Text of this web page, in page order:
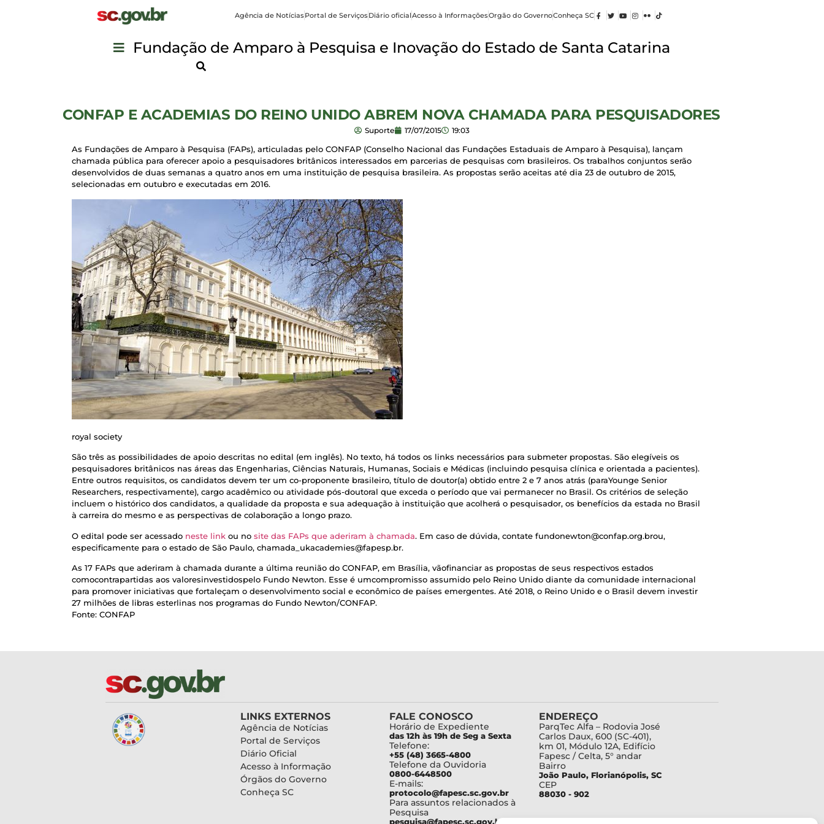
Agência de NotíciasPortal de ServiçosDiário oficialAcesso à InformaçõesOrgão do GovernoConheça SC
Fundação de Amparo à Pesquisa e Inovação do Estado de Santa Catarina
CONFAP E ACADEMIAS DO REINO UNIDO ABREM NOVA CHAMADA PARA PESQUISADORES
Suporte 17/07/2015 19:03
As Fundações de Amparo à Pesquisa (FAPs), articuladas pelo CONFAP (Conselho Nacional das Fundações Estaduais de Amparo à Pesquisa), lançam
chamada pública para oferecer apoio a pesquisadores britânicos interessados em parcerias de pesquisas com brasileiros. Os trabalhos conjuntos serão
desenvolvidos de duas semanas a quatro anos em uma instituição de pesquisa brasileira. As propostas serão aceitas até dia 23 de outubro de 2015,
selecionadas em outubro e executadas em 2016.
royal society
São três as possibilidades de apoio descritas no edital (em inglês). No texto, há todos os links necessários para submeter propostas. São elegíveis os
pesquisadores britânicos nas áreas das Engenharias, Ciências Naturais, Humanas, Sociais e Médicas (incluindo pesquisa clínica e orientada a pacientes).
Entre outros requisitos, os candidatos devem ter um co-proponente brasileiro, título de doutor(a) obtido entre 2 e 7 anos atrás (paraYounge Senior
Researchers, respectivamente), cargo acadêmico ou atividade pós-doutoral que exceda o período que vai permanecer no Brasil. Os critérios de seleção
incluem o histórico dos candidatos, a qualidade da proposta e sua adequação à instituição que acolherá o pesquisador, os benefícios da estada no Brasil
à carreira do mesmo e as perspectivas de colaboração a longo prazo.
O edital pode ser acessado neste link ou no site das FAPs que aderiram à chamada. Em caso de dúvida, contate fundonewton@confap.org.brou,
especificamente para o estado de São Paulo, chamada_ukacademies@fapesp.br.
As 17 FAPs que aderiram à chamada durante a última reunião do CONFAP, em Brasília, vãofinanciar as propostas de seus respectivos estados
comocontrapartidas aos valoresinvestidospelo Fundo Newton. Esse é umcompromisso assumido pelo Reino Unido diante da comunidade internacional
para promover iniciativas que fortaleçam o desenvolvimento social e econômico de países emergentes. Até 2018, o Reino Unido e o Brasil devem investir
27 milhões de libras esterlinas nos programas do Fundo Newton/CONFAP.
Fonte: CONFAP
LINKS EXTERNOS
Agência de Notícias
Portal de Serviços
Diário Oficial
Acesso à Informação
Órgãos do Governo
Conheça SC
FALE CONOSCO
Horário de Expediente
das 12h às 19h de Seg a Sexta
Telefone:
+55 (48) 3665-4800
Telefone da Ouvidoria
0800-6448500
E-mails:
protocolo@fapesc.sc.gov.br
Para assuntos relacionados à
Pesquisa
pesquisa@fapesc.sc.gov.br
ENDEREÇO
ParqTec Alfa – Rodovia José
Carlos Daux, 600 (SC-401),
km 01, Módulo 12A, Edifício
Fapesc / Celta, 5° andar
Bairro
João Paulo, Florianópolis, SC
CEP
88030 - 902